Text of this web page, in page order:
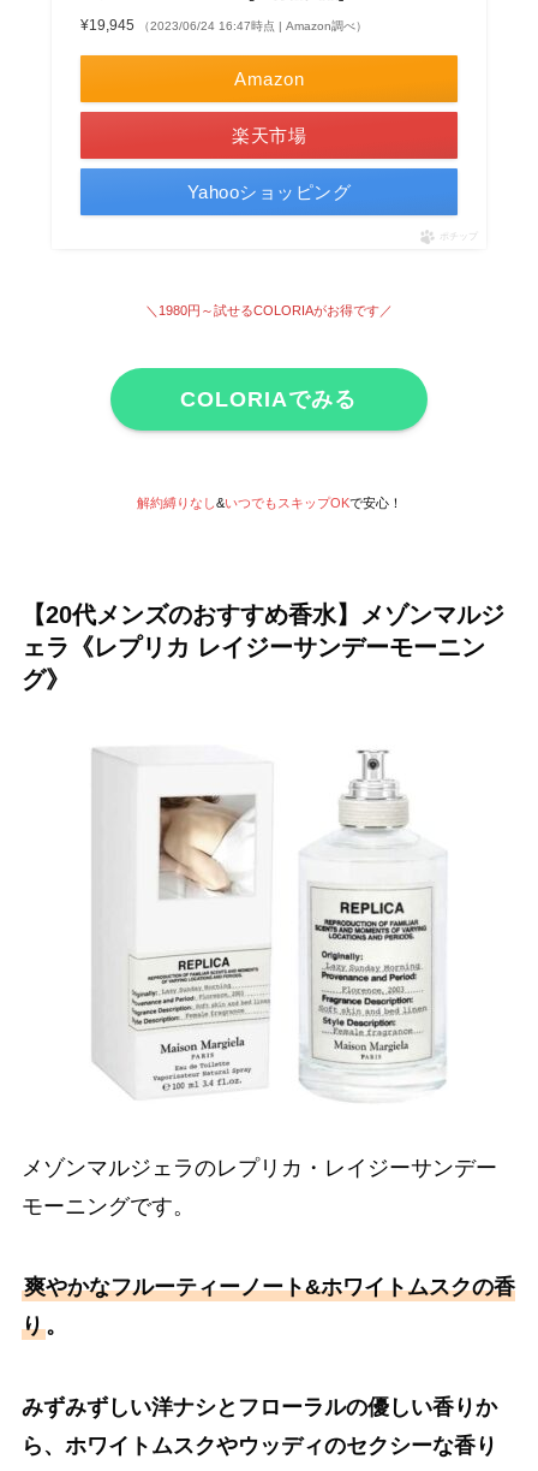
¥19,945 （2023/06/24 16:47時点 | Amazon調べ）
Amazon
楽天市場
Yahooショッピング
ポチップ
＼1980円～試せるCOLORIAがお得です ／
COLORIAでみる
解約縛りなし&いつでもスキップOKで安心！
【20代メンズのおすすめ香水】メゾンマルジ
ェラ《レプリカ レイジーサンデーモーニン
グ》
メゾンマルジェラのレプリカ・レイジーサンデー
モーニングです。
爽やかなフルーティーノート&ホワイトムスクの香
り。
みずみずしい洋ナシとフローラルの優しい香りか
ら、ホワイトムスクやウッディのセクシーな香り